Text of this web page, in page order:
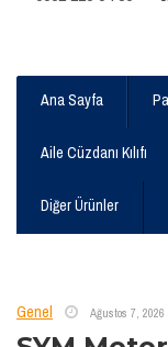
Ana Sayfa
Aile Cüzdanı Kılıfı
Diğer Ürünler
Genel Ağustos 7, 2026